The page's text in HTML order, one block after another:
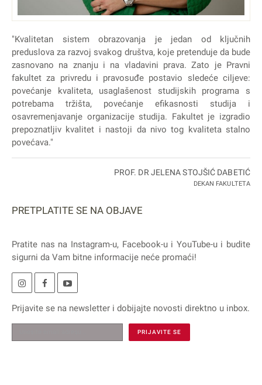
"Kvalitetan sistem obrazovanja je jedan od ključnih
preduslova za razvoj svakog društva, koje pretenduje da bude
zasnovano na znanju i na vladavini prava. Zato je Pravni
fakultet za privredu i pravosuđe postavio sledeće ciljeve:
povećanje kvaliteta, usaglašenost studijskih programa s
potrebama tržišta, povećanje efikasnosti studija i
osavremenjavanje organizacije studija. Fakultet je izgradio
prepoznatljiv kvalitet i nastoji da nivo tog kvaliteta stalno
povećava."
PROF. DR JELENA STOJŠIĆ DABETIĆ
DEKAN FAKULTETA
PRETPLATITE SE NA OBJAVE
Pratite nas na Instagram-u, Facebook-u i YouTube-u i budite
sigurni da Vam bitne informacije neće promaći!
Prijavite se na newsletter i dobijajte novosti direktno u inbox.